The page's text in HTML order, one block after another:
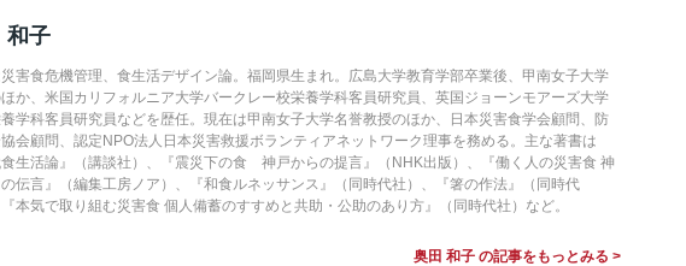
和子
害食危機管理、食生活デザイン論。福岡県生まれ。広島大学教育学部卒業後、甲南女子大学
か、米国カリフォルニア大学バークレー校栄養学科客員研究員、英国ジョーンモアーズ大学
学科客員研究員などを歴任。現在は甲南女子大学名誉教授のほか、日本災害食学会顧問、防
会顧問、認定NPO法人日本災害救援ボランティアネットワーク理事を務める。主な著書は
食生活論』（講談社）、『震災下の食 神戸からの提言』（NHK出版）、『働く人の災害食 神
の伝言』（編集工房ノア）、『和食ルネッサンス』（同時代社）、『箸の作法』（同時代
本気で取り組む災害食 個人備蓄のすすめと共助・公助のあり方』（同時代社）など。
奥田 和子 の記事をもっとみる >